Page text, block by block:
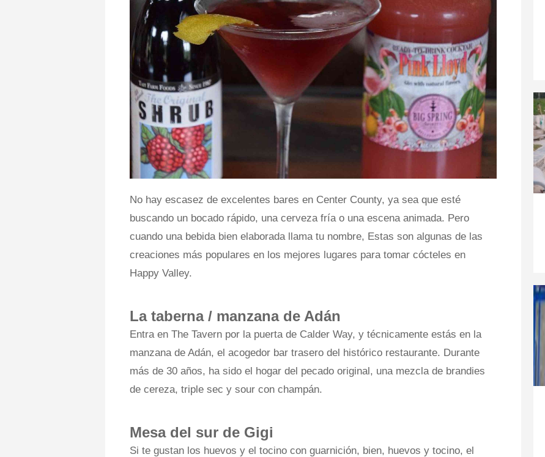
No hay escasez de excelentes bares en Center County, ya sea que esté
buscando un bocado rápido, una cerveza fría o una escena animada. Pero
cuando una bebida bien elaborada llama tu nombre, Estas son algunas de las
creaciones más populares en los mejores lugares para tomar cócteles en
Happy Valley.
La taberna / manzana de Adán
Entra en The Tavern por la puerta de Calder Way, y técnicamente estás en la
manzana de Adán, el acogedor bar trasero del histórico restaurante. Durante
más de 30 años, ha sido el hogar del pecado original, una mezcla de brandies
de cereza, triple sec y sour con champán.
Mesa del sur de Gigi
Si te gustan los huevos y el tocino con guarnición, bien, huevos y tocino, el